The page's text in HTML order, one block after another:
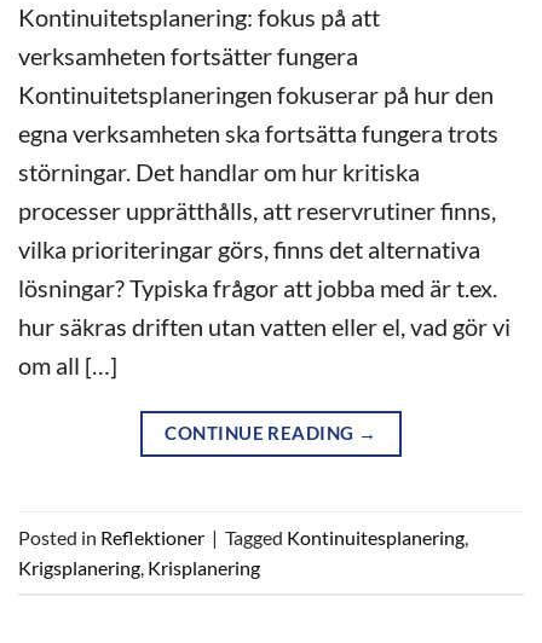
Kontinuitetsplanering: fokus på att
verksamheten fortsätter fungera
Kontinuitetsplaneringen fokuserar på hur den
egna verksamheten ska fortsätta fungera trots
störningar. Det handlar om hur kritiska
processer upprätthålls, att reservrutiner finns,
vilka prioriteringar görs, finns det alternativa
lösningar? Typiska frågor att jobba med är t.ex.
hur säkras driften utan vatten eller el, vad gör vi
om all […]
CONTINUE READING →
Posted in Reflektioner | Tagged Kontinuitesplanering
Krigsplanering Krisplanering